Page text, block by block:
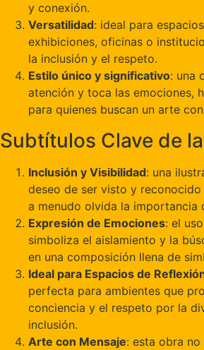
y conexión.
Versatilidad: ideal para
exhibiciones, oficinas o
la inclusión y el respeto.
Estilo único y significativo: una
atención y toca las emociones,
para quienes buscan un arte
Subtítulos Clave de
Inclusión y Visibilidad: una
deseo de ser visto y
a menudo olvida la importancia
Expresión de Emociones: el
simboliza el aislamiento y la
en una composición llena de
Ideal para Espacios de
perfecta para ambientes que
conciencia y el respeto por la
inclusión.
Arte con Mensaje: esta obra